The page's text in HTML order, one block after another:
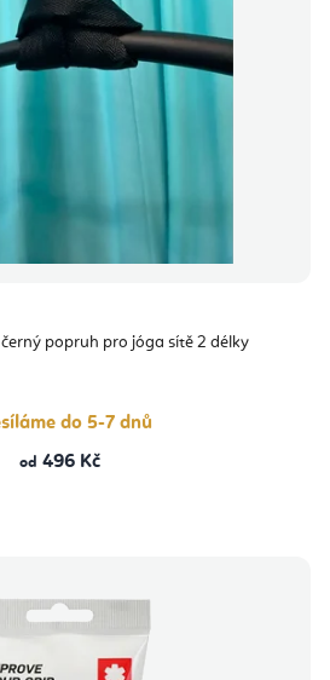
popruh pro jóga sítě 2 délky
do 5-7 dnů
od 496 Kč